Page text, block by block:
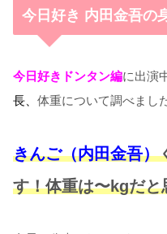
今日好き 内田金吾の
今日好きドンタン編に出演
長、 体重について調べました
きんご（内田金吾）
す！体重は〜kgだと